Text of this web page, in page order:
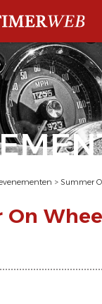
> Summer
On